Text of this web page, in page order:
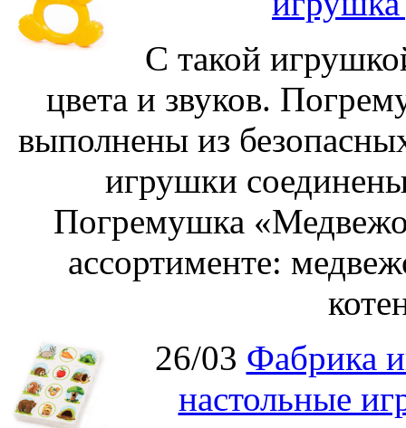
С такой
цвета и звуков.
выполнены из
игрушки
Погремушка
ассортименте:
26/03 Фабрика
настольные